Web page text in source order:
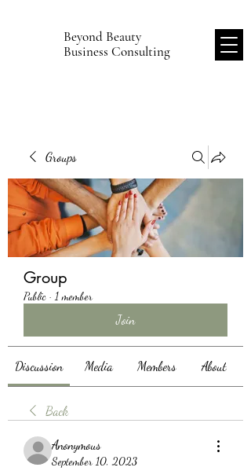
Beyond Beauty
Business Consulting
Groups
Group
Public · 1 member
Join
Discussion Media Members About
Back
Anonymous
September 10, 2023